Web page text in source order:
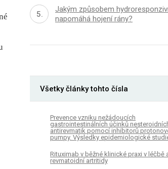
Jakým způsobem
napomáhá hojení rány?
Všetky články tohto čísla
Prevence vzniku nežádoucích
gastrointestinálních účinků
antirevmatik pomocí inhibitorů
pumpy. Výsledky epidemiologické
Rituximab v běžné klinické praxi v léčbě
revmatoidní artritidy